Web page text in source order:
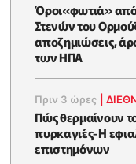
Όροι«φωτιά» από
Στενών του
αποζημιώσεις,
των ΗΠΑ
Πριν 3 ώρες |
Πώς θερμαίνουν
πυρκαγιές-Η
επιστημόνων